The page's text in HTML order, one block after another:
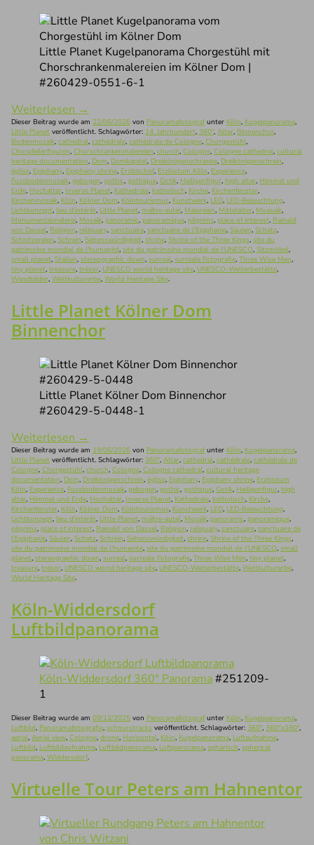
Little Planet Kugelpanorama Chorgestühl mit
Chorschrankenmalereien im Kölner Dom |
#260429-0551-6-1
Weiterlesen →
Dieser Beitrag wurde am 22/06/2026 von Panoramafotografunter Köln, Kugelpanorama,
Little Planet veröffentlicht. Schlagwörter: 14. Jahrhundert, 360°, Altar, Binnenchor,
Bodenmosaik, cathedral, cathédrale, cathédrale de Cologne, Chorgestühl,
Chorpfeilerfiguren, Chorschrankenmalereien, church, Cologne, Cologne cathedral, cultural
heritage documentation, Dom, Domkapitel, Dreikönigenschranke, Dreikönigenschrein,
église, Epiphany, Epiphany shrine, Erzbischof, Erzbistum Köln, Experience,
Fussbodenmosaik, gebogen, gothic, gothique, Gotik, Heiligenfigur, high altar, Himmel und
Erde, Hochaltar, Inverse Planet, Kathedrale, katholisch, Kirche, Kirchenfenster,
Kirchenmosaik, Köln, Kölner Dom, Kölntourismus, Kunstwerk, LED, LED-Beleuchtung,
Lichtkonzept, lieu d'intérêt, Little Planet, maître-autel, Malereien, Mittelalter, Moasaik,
Monumentalmalerei, Mosaik, panoramic, panoramique, pilgrims, place of interest, Rainald
von Dassel, Religion, reliquary, sanctuaire, sanctuaire de l'Epiphanie, Säulen, Schatz,
Schnitzereien, Schrein, Sehenswürdigkeit, shrine, Shrine of the Three Kings, site du
patrimoine mondial de l'humanité, site du patrimoine mondial de l'UNESCO, Sitzmöbel,
small planet, Stallen, stereographic down, surreal, surreale Fotografie, Three Wise Men,
tiny planet, treasure, trésor, UNESCO world heritage site, UNESCO-Welterbestätte,
Wandbilder, Weltkulturerbe, World Heritage Site.
Little Planet Kölner Dom
Binnenchor
Little Planet Kölner Dom Binnenchor
#260429-5-0448-1
Weiterlesen →
Dieser Beitrag wurde am 19/06/2026 von Panoramafotografunter Köln, Kugelpanorama,
Little Planet veröffentlicht. Schlagwörter: 360°, Altar, cathedral, cathédrale, cathédrale de
Cologne, Chorgestühl, church, Cologne, Cologne cathedral, cultural heritage
documentation, Dom, Dreikönigenschrein, église, Epiphany, Epiphany shrine, Erzbistum
Köln, Experience, Fussbodenmosaik, gebogen, gothic, gothique, Gotik, Heiligenfigur, high
altar, Himmel und Erde, Hochaltar, Inverse Planet, Kathedrale, katholisch, Kirche,
Kirchenfenster, Köln, Kölner Dom, Kölntourismus, Kunstwerk, LED, LED-Beleuchtung,
Lichtkonzept, lieu d'intérêt, Little Planet, maître-autel, Mosaik, panoramic, panoramique,
pilgrims, place of interest, Rainald von Dassel, Religion, reliquary, sanctuaire, sanctuaire de
l'Epiphanie, Säulen, Schatz, Schrein, Sehenswürdigkeit, shrine, Shrine of the Three Kings,
site du patrimoine mondial de l'humanité, site du patrimoine mondial de l'UNESCO, small
planet, stereographic down, surreal, surreale Fotografie, Three Wise Men, tiny planet,
treasure, trésor, UNESCO world heritage site, UNESCO-Welterbestätte, Weltkulturerbe,
World Heritage Site.
Köln-Widdersdorf
Luftbildpanorama
Köln-Widdersdorf 360° Panorama#251209-
1
Dieser Beitrag wurde am 09/12/2025 von Panoramafotografunter Köln, Kugelpanorama,
Luftbild, Panoramafotografie, schnurstracks veröffentlicht. Schlagwörter: 360°, 360°x180°,
aerial, Aerial view, Cologne, drone, Horizontal, Köln, Kugelpanorama, Luftaufnahme,
Luftbild, Luftbildaufnahme, Luftbildpanorama, Luftpanorama, sphärisch, spherical
panorama, Widdersdorf.
Virtuelle Tour Peters am Hahnentor